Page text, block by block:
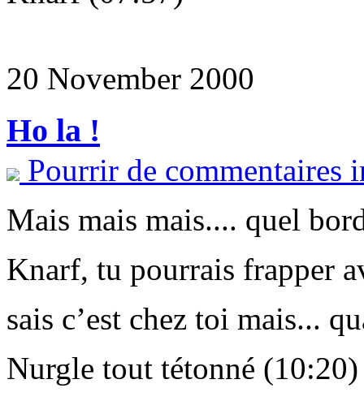
20 November 2000
Ho la !
Pourrir de commentaires
Mais mais mais.... quel
Knarf, tu pourrais frapper
sais c’est chez toi mais...
Nurgle tout tétonné (10:20)